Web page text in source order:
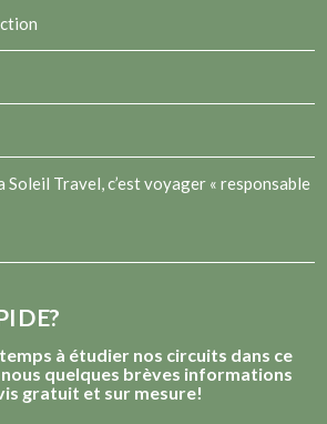
Soleil Travel, c’est voyager « responsable
temps à étudier nos circuits dans ce
quelques brèves informations
gratuit et sur mesure!